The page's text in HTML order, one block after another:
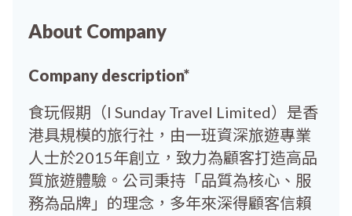
About Company
Company description*
食玩假期（I Sunday Travel Limited）是香
港具規模的旅行社，由一班資深旅遊專業
人士於2015年創立，致力為顧客打造高品
質旅遊體驗。公司秉持「品質為核心、服
務為品牌」的理念，多年來深得顧客信賴